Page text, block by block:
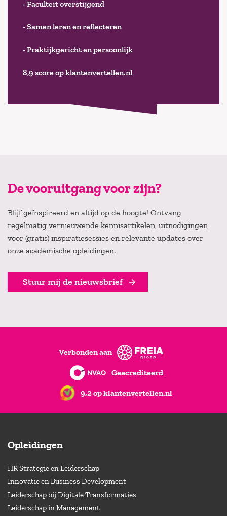
- Faculteit overstijgend
- Samen leren en reflecteren
- Praktijkgericht en persoonlijk
8,9 score op klantenvertellen.nl
De vooruitgang voor zijn?
Blijf geïnspireerd en altijd op de hoogte! Ontvang
regelmatig vernieuwende kennisartikelen, uitnodigingen
voor (gratis) inspiratiesessies en relevante updates over
onze academische opleidingen.
Stuur mij de nieuwsbrief
Verbonden aan
Geacrediteerd
9,2 op klantenvertellen.nl
Opleidingen
HR Strategie en Leiderschap
Innovatie en Business Development
Leiderschap bij Digitale Transformaties
Leiderschap in Management